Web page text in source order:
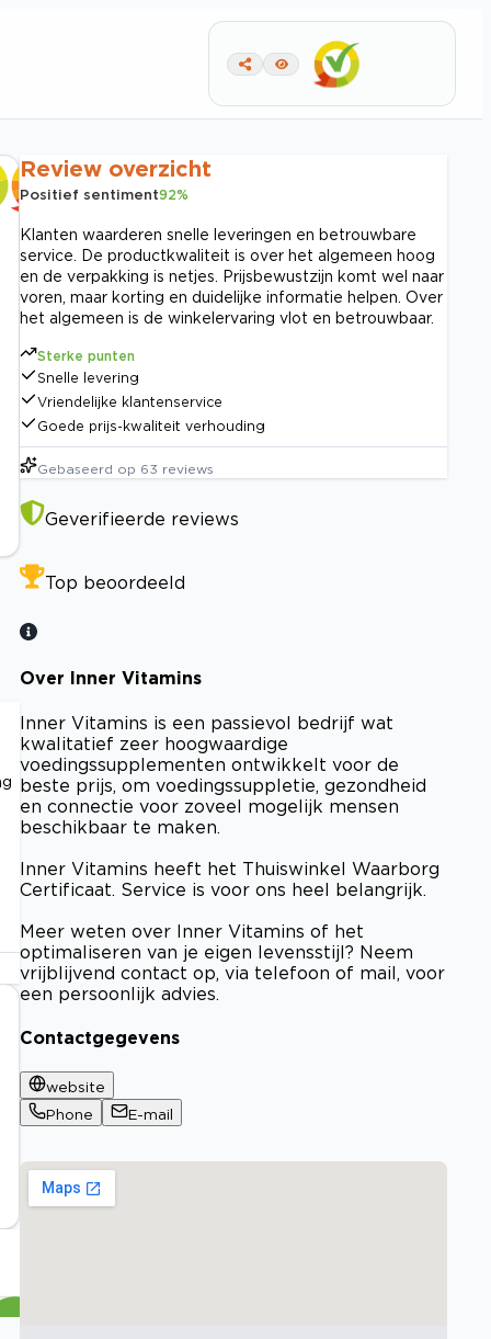
Review overzicht
Positief sentiment92%
Klanten waarderen snelle leveringen en betrouwbare
service. De productkwaliteit is over het algemeen hoog
en de verpakking is netjes. Prijsbewustzijn komt wel naar
voren, maar korting en duidelijke informatie helpen. Over
het algemeen is de winkelervaring vlot en betrouwbaar.
Sterke punten
Snelle levering
Vriendelijke klantenservice
Goede prijs-kwaliteit verhouding
Gebaseerd op 63 reviews
Geverifieerde reviews
Top beoordeeld
Over Inner Vitamins
Inner Vitamins is een passievol bedrijf wat
kwalitatief zeer hoogwaardige
voedingssupplementen ontwikkelt voor de
beste prijs, om voedingssuppletie, gezondheid
en connectie voor zoveel mogelijk mensen
beschikbaar te maken.
Inner Vitamins heeft het Thuiswinkel Waarborg
Certificaat. Service is voor ons heel belangrijk.
Meer weten over Inner Vitamins of het
optimaliseren van je eigen levensstijl? Neem
vrijblijvend contact op, via telefoon of mail, voor
een persoonlijk advies.
Contactgegevens
website
Phone
E-mail